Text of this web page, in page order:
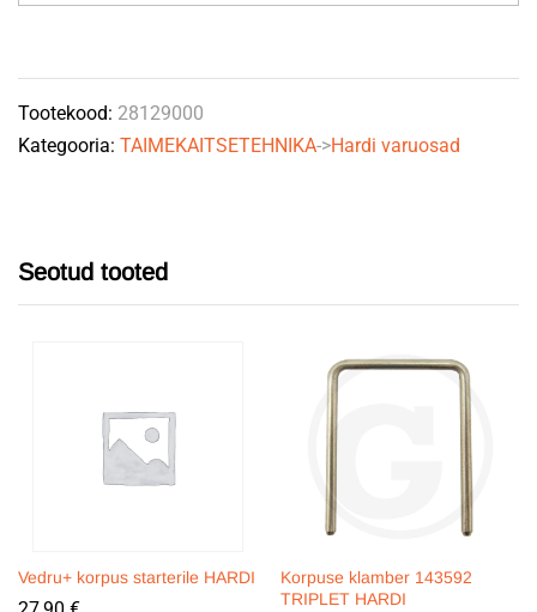
Tootekood: 28129000
Kategooria: TAIMEKAITSETEHNIKA->Hardi varuosad
Seotud tooted
Vedru+ korpus starterile HARDI
Korpuse klamber 143592
TRIPLET HARDI